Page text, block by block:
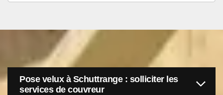
Pose velux à Schuttrange : solliciter les
services de couvreur